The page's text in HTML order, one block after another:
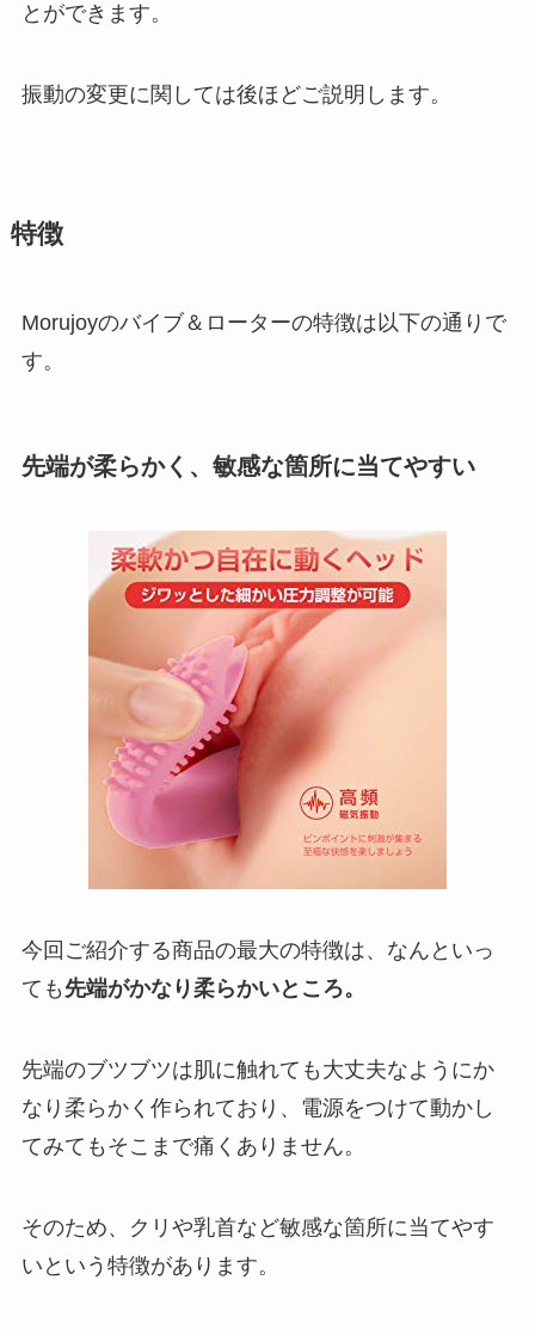
とができます。
振動の変更に関しては後ほどご説明します。
特徴
Morujoyのバイブ＆ローターの特徴は以下の通りで
す。
先端が柔らかく、敏感な箇所に当てやすい
今回ご紹介する商品の最大の特徴は、なんといっ
ても 先端がかなり柔らかいところ。
先端のブツブツは肌に触れても大丈夫なようにか
なり柔らかく作られており、電源をつけて動かし
てみてもそこまで痛くありません。
そのため、クリや乳首など敏感な箇所に当てやす
いという特徴があります。